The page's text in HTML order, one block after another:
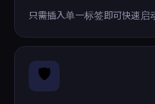
只需插入单一标签即可快速启
🛡️